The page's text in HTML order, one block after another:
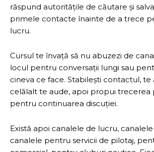
răspund autoritățile de căutare și
primele contacte înainte de a trece
lucru.
Cursul te învață să nu abuzezi de
locul pentru conversații lungi sau
cineva ce face. Stabilești contactul, te
celălalt te aude, apoi propui trecerea
pentru continuarea discuției.
Există apoi canalele de lucru,
canalele pentru servicii de pilotaj,